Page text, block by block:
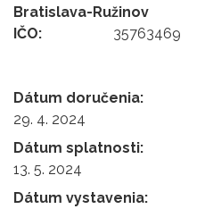
Bratislava-Ružinov
IČO:
35763469
Dátum doručenia:
29. 4. 2024
Dátum splatnosti:
13. 5. 2024
Dátum vystavenia: